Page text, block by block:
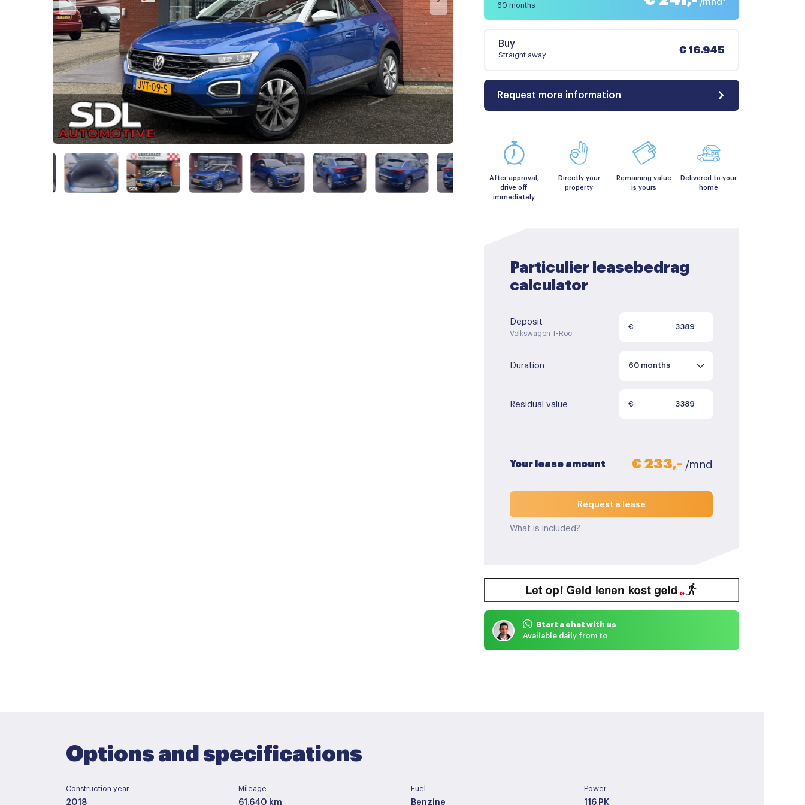
60 months /mnd*
Buy
Straight away
€ 16.945
Request more information
After approval,
drive off
immediately
Directly your
property
Remaining value
is yours
Delivered to your
home
Particulier leasebedrag
calculator
Deposit
Volkswagen T-Roc
€
Duration
Residual value €
Your lease amount € 233,- /mnd
Request a lease
What is included?
Start a chat with us
Available daily from to
Options and specifications
Construction year
2018
Mileage
61.640 km
Fuel
Benzine
Power
116 PK